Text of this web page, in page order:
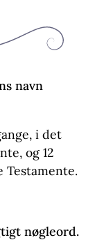
navn
i det
og 12
Testamente.
nøgleord.